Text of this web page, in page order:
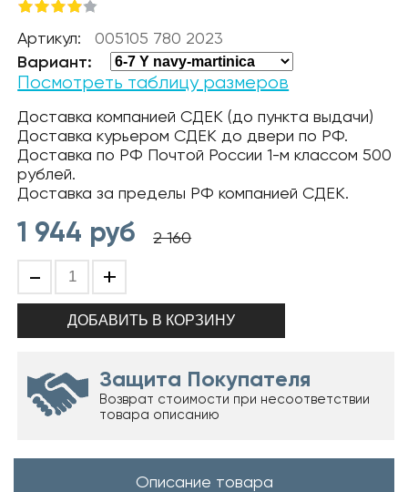
Артикул: 005105 780 2023
Вариант:
Посмотреть таблицу размеров
Доставка компанией СДЕК (до пункта выдачи)
Доставка курьером СДЕК до двери по РФ.
Доставка по РФ Почтой России 1-м классом 500
рублей.
Доставка за пределы РФ компанией СДЕК.
1 944 руб 2 160
- +
Защита Покупателя
Возврат стоимости при несоответствии
товара описанию
Описание товара